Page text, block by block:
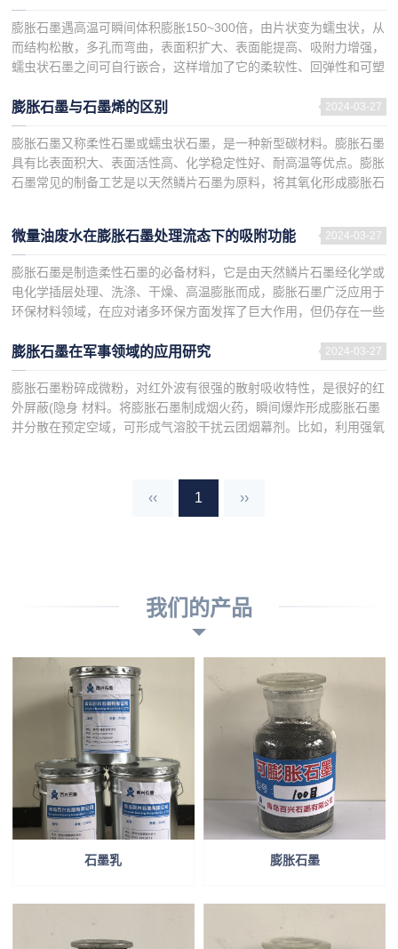
膨胀石墨遇高温可瞬间体积膨胀150~300倍，由片状变为蠕虫状，从
而结构松散，多孔而弯曲，表面积扩大、表面能提高、吸附力增强，
蠕虫状石墨之间可自行嵌合，这样增加了它的柔软性、回弹性和可塑
2024-03-27
膨胀石墨与石墨烯的区别
膨胀石墨又称柔性石墨或蠕虫状石墨，是一种新型碳材料。膨胀石墨
具有比表面积大、表面活性高、化学稳定性好、耐高温等优点。膨胀
石墨常见的制备工艺是以天然鳞片石墨为原料，将其氧化形成膨胀石
2024-03-27
微量油废水在膨胀石墨处理流态下的吸附功能
膨胀石墨是制造柔性石墨的必备材料，它是由天然鳞片石墨经化学或
电化学插层处理、洗涤、干燥、高温膨胀而成，膨胀石墨广泛应用于
环保材料领域，在应对诸多环保方面发挥了巨大作用，但仍存在一些
2024-03-27
膨胀石墨在军事领域的应用研究
膨胀石墨粉碎成微粉，对红外波有很强的散射吸收特性，是很好的红
外屏蔽(隐身 材料。将膨胀石墨制成烟火药，瞬间爆炸形成膨胀石墨
并分散在预定空域，可形成气溶胶干扰云团烟幕剂。比如，利用强氧
‹‹ 1 ››
我们的产品
石墨乳 膨胀石墨